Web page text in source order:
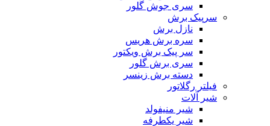
سری جوش گلور
سرپیک برش
نازل برش
سره برش هریس
سر پیک برش ویکتور
سری برش گلور
دسته برش زینسر
فیلتر رگلاتور
شیر آلات
شیر منیفولد
شیر یکطرفه